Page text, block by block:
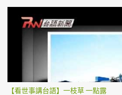
【看世事講台語】一枝草 一點露